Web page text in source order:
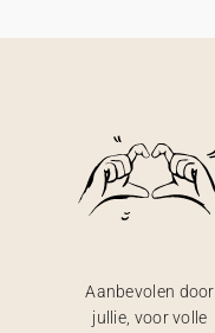
Aanbevolen door
jullie, voor volle